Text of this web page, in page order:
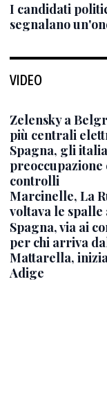
I candidati
segnalano
VIDEO
Zelensky a
più centrali
Spagna, gli
controlli
Marcinelle, La
voltava le
Spagna, via ai
per chi arriva
Mattarella,
Adige